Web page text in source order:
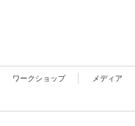
ワークショップ メディア